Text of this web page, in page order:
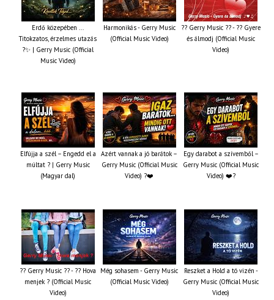
Erdő közepében ...
Titokzatos, érzelmes utazás
?✨ | Gerry Music (Official
Music Video)
Harmonikás - Gerry Music
(Official Music Video)
?? Gerry Music ?? - ?? Gyere
és álmodj (Official Music
Video)
Elfújja a szél – Engedd el a
múltat ? | Gerry Music
(Magyar dal)
Azért vannak a jó barátok –
Gerry Music (Official Music
Video) ?❤️
Egy darabot a szívemből –
Gerry Music (Official Music
Video) ❤️?
?? Gerry Music ?? - ?? Hova
menjek ? (Official Music
Video)
Még sohasem - Gerry Music
(Official Music Video)
Reszket a Hold a tó vizén -
Gerry Music (Official Music
Video)